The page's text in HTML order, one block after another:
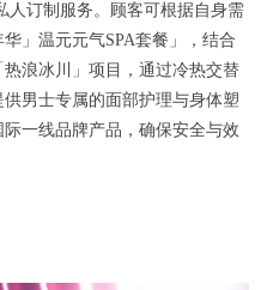
订制服务。顾客可根据自身需
」温元元气SPA套餐」，结合
浪冰川」项目，通过冷热交替
男士专属的面部护理与身体塑
一线品牌产品，确保安全与效